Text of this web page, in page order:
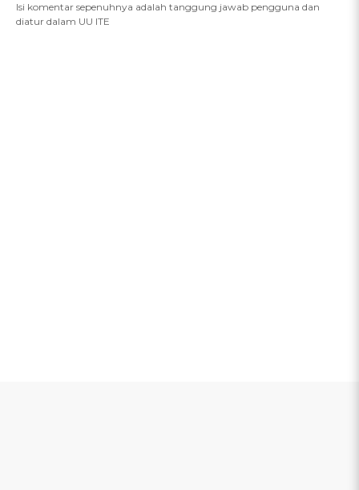
Isi komentar sepenuhnya adalah tanggung jawab pengguna dan
diatur dalam UU ITE